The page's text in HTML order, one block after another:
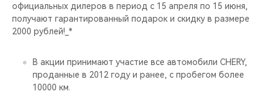
СЕДАНЫ
CHERY CONNECT
ЛЮДИ CHERY
CHERY REMOTE
официальных дилеров в период с 15 апреля по 15 июня,
получают гарантированный подарок и скидку в размере
2000 рублей!_*
В акции принимают участие все автомобили CHERY,
проданные в 2012 году и ранее, с пробегом более
10000 км.